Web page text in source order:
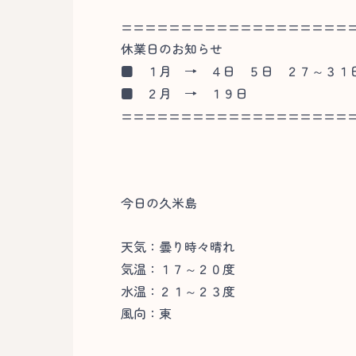
休業日のお知らせ
■ １月 → ４日 ５日 ２７～３１
■ ２月 → １９日
今日の久米島
天気：曇り時々晴れ
気温：１７～２０度
水温：２１～２３度
風向：東